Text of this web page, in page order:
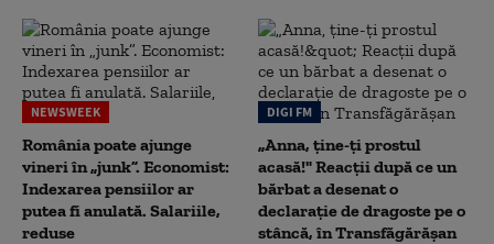
NEWSWEEK
România poate ajunge
vineri în „junk”. Economist:
Indexarea pensiilor ar
putea fi anulată. Salariile,
reduse
DIGI FM
„Anna, ţine-ţi prostul
acasă!" Reacţii după ce un
bărbat a desenat o
declaraţie de dragoste pe o
stâncă, în Transfăgărăşan